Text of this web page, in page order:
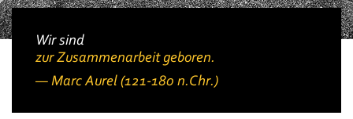
Wir sind
zur Zusammenarbeit geboren.
Marc Aurel (121-180 n.Chr.)